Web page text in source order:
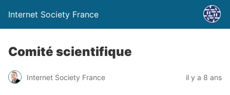
Internet Society France
Comité scientifique
Internet Society France il y a 8 ans